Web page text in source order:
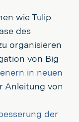
wie Tulip
des
organisieren
von Big
in neuen
Anleitung von
der